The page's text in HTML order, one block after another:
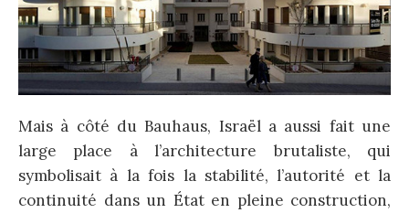
Mais à côté du Bauhaus, Israël a aussi fait une
large place à l’architecture brutaliste, qui
symbolisait à la fois la stabilité, l’autorité et la
continuité dans un État en pleine construction,